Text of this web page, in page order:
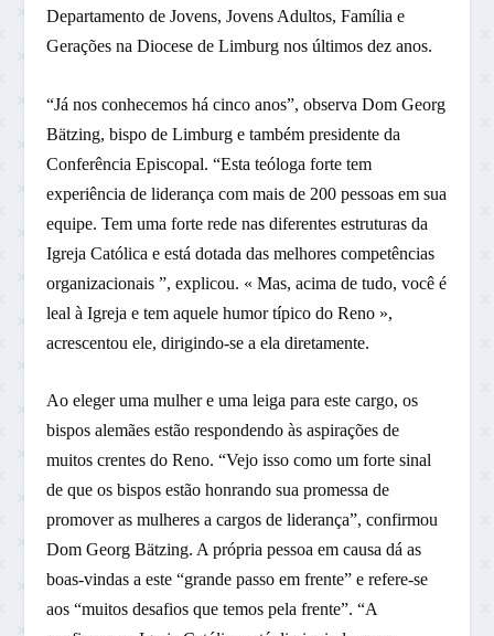
Departamento de Jovens, Jovens Adultos, Família e
Gerações na Diocese de Limburg nos últimos dez anos.
“Já nos conhecemos há cinco anos”, observa Dom Georg
Bätzing, bispo de Limburg e também presidente da
Conferência Episcopal. “Esta teóloga forte tem
experiência de liderança com mais de 200 pessoas em sua
equipe. Tem uma forte rede nas diferentes estruturas da
Igreja Católica e está dotada das melhores competências
organizacionais ”, explicou. « Mas, acima de tudo, você é
leal à Igreja e tem aquele humor típico do Reno »,
acrescentou ele, dirigindo-se a ela diretamente.
Ao eleger uma mulher e uma leiga para este cargo, os
bispos alemães estão respondendo às aspirações de
muitos crentes do Reno. “Vejo isso como um forte sinal
de que os bispos estão honrando sua promessa de
promover as mulheres a cargos de liderança”, confirmou
Dom Georg Bätzing. A própria pessoa em causa dá as
boas-vindas a este “grande passo em frente” e refere-se
aos “muitos desafios que temos pela frente”. “A